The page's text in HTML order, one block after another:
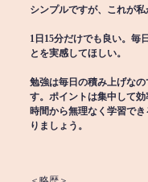
シンプルですが、これが私
1日15分だけでも良い。毎
とを実感してほしい。
勉強は毎日の積み上げな
す。ポイントは集中して
時間から無理なく学習で
りましょう。